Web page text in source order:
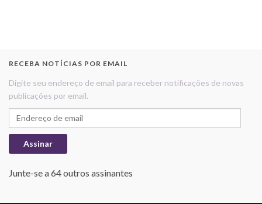
RECEBA NOTÍCIAS POR EMAIL
Digite seu endereço de email para receber notificações de novas
publicações por email.
Endereço de email
Assinar
Junte-se a 64 outros assinantes